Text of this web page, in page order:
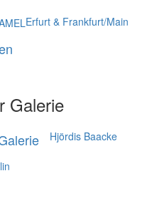
Erfurt & Frankfurt/Main
Galerie
Hjördis Baacke